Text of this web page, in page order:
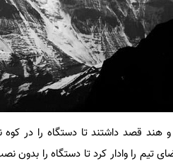
تیم را وادار کرد تا دستگاه را بدون